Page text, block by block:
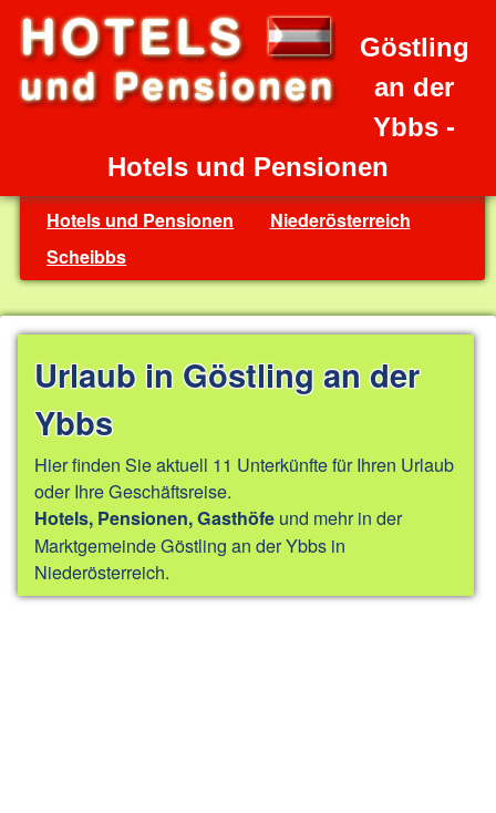
Göstling
an der
Ybbs -
Hotels und Pensionen
Hotels und Pensionen
Niederösterreich
Scheibbs
Urlaub in Göstling an der
Ybbs
Hier finden Sie aktuell 11 Unterkünfte für Ihren Urlaub
oder Ihre Geschäftsreise.
Hotels, Pensionen, Gasthöfe und mehr in der
Marktgemeinde Göstling an der Ybbs in
Niederösterreich.